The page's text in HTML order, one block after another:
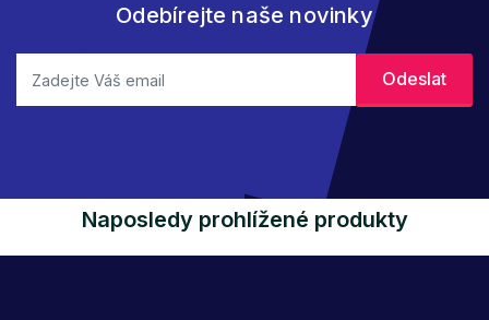
Odebírejte naše novinky
Naposledy prohlížené produkty